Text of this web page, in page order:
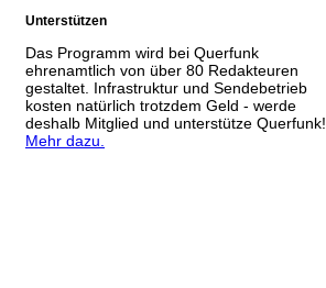
Unterstützen
Das Programm wird bei Querfunk
ehrenamtlich von über 80 Redakteuren
gestaltet. Infrastruktur und Sendebetrieb
kosten natürlich trotzdem Geld - werde
deshalb Mitglied und unterstütze Querfunk!
Mehr dazu.